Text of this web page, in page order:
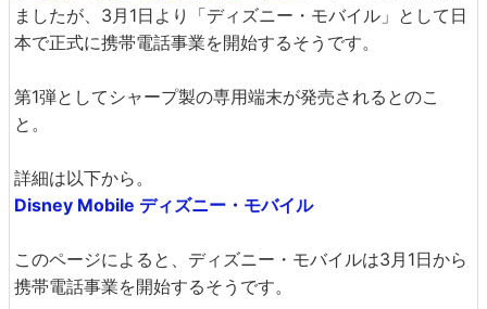
ましたが、3月1日より「ディズニー・モバイル」として日
本で正式に携帯電話事業を開始するそうです。
第1弾としてシャープ製の専用端末が発売されるとのこ
と。
詳細は以下から。
Disney Mobile ディズニー・モバイル
このページによると、ディズニー・モバイルは3月1日から
携帯電話事業を開始するそうです。